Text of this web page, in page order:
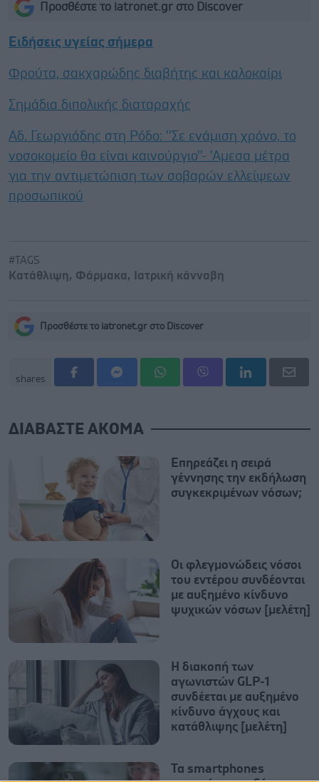
Προσθέστε το iatronet.gr στο Discover
Ειδήσεις υγείας σήμερα
Φρούτα, σακχαρώδης διαβήτης και καλοκαίρι
Σημάδια διπολικής διαταραχής
Αδ. Γεωργιάδης στη Ρόδο: ''Σε ενάμιση χρόνο, το
νοσοκομείο θα είναι καινούργιο''- 'Αμεσα μέτρα
για την αντιμετώπιση των σοβαρών ελλείψεων
προσωπικού
#TAGS
Κατάθλιψη, Φάρμακα, Ιατρική κάνναβη
Προσθέστε το iatronet.gr στο Discover
shares
ΔΙΑΒΑΣΤΕ ΑΚΟΜΑ
Επηρεάζει η σειρά
γέννησης την εκδήλωση
συγκεκριμένων νόσων;
Οι φλεγμονώδεις νόσοι
του εντέρου συνδέονται
με αυξημένο κίνδυνο
ψυχικών νόσων [μελέτη]
Η διακοπή των
αγωνιστών GLP-1
συνδέεται με αυξημένο
κίνδυνο άγχους και
κατάθλιψης [μελέτη]
Τα smartphones